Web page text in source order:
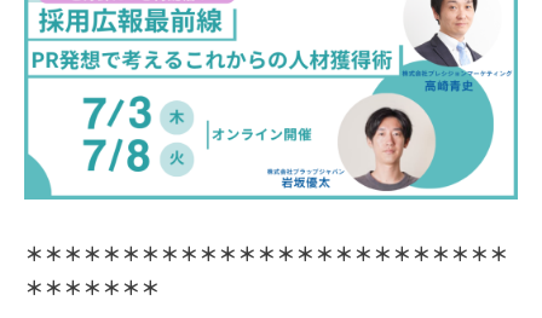
ダイバーシティ宣言
会社概要
アクセス
海外事業
IR
＊＊＊＊＊＊＊＊＊＊＊＊＊＊＊＊＊＊＊＊＊＊＊＊＊
＊＊＊＊＊＊＊